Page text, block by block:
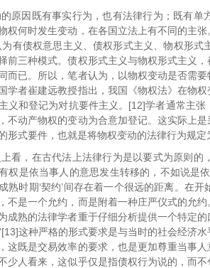
原因既有事实行为，也有法律行为；既有
权何时发生变动，在各国立法上有不同的主
为有债权意思主义、债权形式主义、物权形
前三种模式。债权形式主义与物权形式主义
而已。所以，笔者认为，以物权变动是否需
学者崔建远教授指出，我国《物权法》在物
义和登记为对抗要件主义。[12]学者通常主
不动产物权的变动为合意加登记。这实际上
形式要件，也就是将物权变动的法律行为规定
上看，在古代法上法律行为是以要式为原则
权是依当事人的意思发生转移的，不如说是
熟时期‘契约’间存在着一个很远的距离。在
不是一个允约，而是附着一种庄严仪式的允
成熟的法律学者重于仔细分析提供一个特定
这种严格的形式要求是与当时的社会经济
这既是交易效率的要求，也是更加尊重当事
少人看来，这似乎仅是指债权行为说的，而